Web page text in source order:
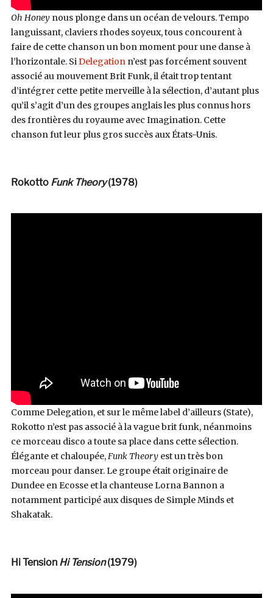
Oh Honey nous plonge dans un océan de velours. Tempo
languissant, claviers rhodes soyeux, tous concourent à
faire de cette chanson un bon moment pour une danse à
l’horizontale. SiDelegationn’est pas forcément souvent
associé au mouvement Brit Funk, il était trop tentant
d’intégrer cette petite merveille à la sélection, d’autant plus
qu’il s’agit d’un des groupes anglais les plus connus hors
des frontières du royaume avec Imagination. Cette
chanson fut leur plus gros succès auxÉtats-Unis.
Rokotto Funk Theory(1978)
Comme Delegation, et sur le même label d’ailleurs (State),
Rokotto n’est pas associé à la vague brit funk, néanmoins
ce morceau disco a toute sa place dans cette sélection.
Élégante et chaloupée,Funk Theory est un très bon
morceau pour danser. Le groupe était originaire de
Dundee en Ecosse et la chanteuse Lorna Bannon a
notamment participé aux disques de Simple Minds et
Shakatak.
Hi Tension Hi Tension(1979)